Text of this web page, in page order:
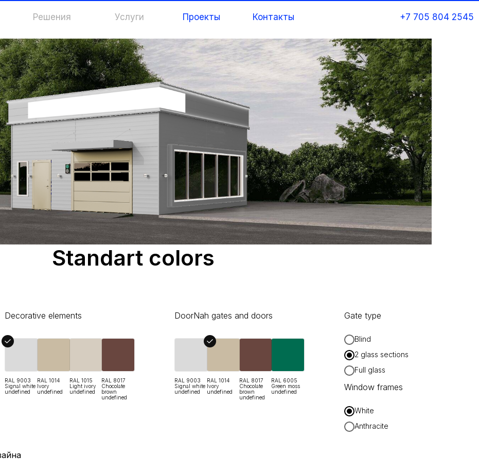
Решения Услуги Проекты Контакты +7 705 804 2545
Standart colors
Decorative elements
RAL 9003
Signal white
undefined
RAL 1014
Ivory
undefined
RAL 1015
Light ivory
undefined
RAL 8017
Chocolate
brown
undefined
DoorNah gates and doors
RAL 9003
Signal white
undefined
RAL 1014
Ivory
undefined
RAL 8017
Chocolate
brown
undefined
RAL 6005
Green moss
undefined
Gate type
Blind
2 glass sections
Full glass
Window frames
White
Anthracite